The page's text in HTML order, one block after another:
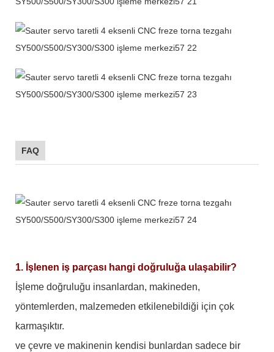
FAQ
1. İşlenen iş parçası hangi doğruluğa ulaşabilir?
İşleme doğruluğu insanlardan, makineden,
yöntemlerden, malzemeden etkilenebildiği için çok
karmaşıktır.
ve çevre ve makinenin kendisi bunlardan sadece bir